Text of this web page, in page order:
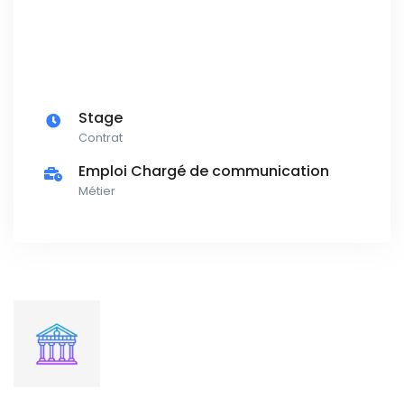
Stage
Contrat
Emploi Chargé de communication
Métier